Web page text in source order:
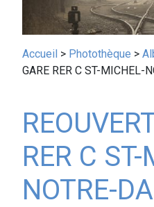
Fil
Accueil Photothèque
GARE RER C ST-MICHEL-
RER C
NOTRE-